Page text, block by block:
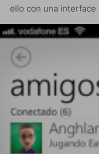
ello con una interface